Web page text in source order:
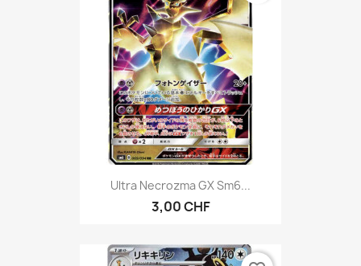
Ultra Necrozma GX Sm6...
3,00 CHF